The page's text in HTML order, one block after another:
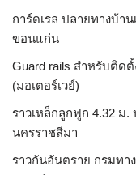
การ์ดเรล ปลายทางบ้า
ขอนแก่น
Guard rails สำหรับติดตั้
(มอเตอร์เวย์)
ราวเหล็กลูกฟูก 4.32 ม.
นครราชสีมา
ราวกันอันตราย กรมทา